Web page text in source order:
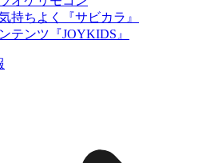
持ちよく『サビカラ』
テンツ『JOYKIDS』